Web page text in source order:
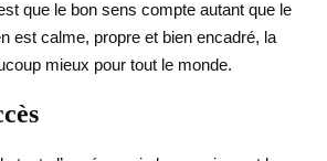
que le bon sens compte autant que le
est calme, propre et bien encadré, la
mieux pour tout le monde.